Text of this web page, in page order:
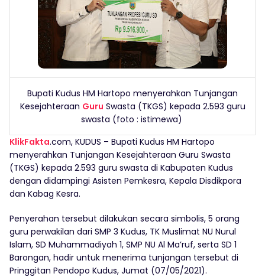
Bupati Kudus HM Hartopo menyerahkan Tunjangan
Kesejahteraan Guru Swasta (TKGS) kepada 2.593 guru
swasta (foto : istimewa)
KlikFakta.com, KUDUS – Bupati Kudus HM Hartopo
menyerahkan Tunjangan Kesejahteraan Guru Swasta
(TKGS) kepada 2.593 guru swasta di Kabupaten Kudus
dengan didampingi Asisten Pemkesra, Kepala Disdikpora
dan Kabag Kesra.
Penyerahan tersebut dilakukan secara simbolis, 5 orang
guru perwakilan dari SMP 3 Kudus, TK Muslimat NU Nurul
Islam, SD Muhammadiyah 1, SMP NU Al Ma’ruf, serta SD 1
Barongan, hadir untuk menerima tunjangan tersebut di
Pringgitan Pendopo Kudus, Jumat (07/05/2021).